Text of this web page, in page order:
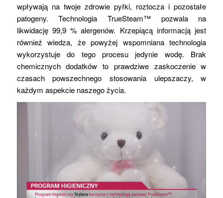
wpływają na twoje zdrowie pyłki, roztocza i pozostałe
patogeny. Technologia TrueSteam™ pozwala na
likwidację 99,9 % alergenów. Krzepiącą informacją jest
również wiedza, że powyżej wspomniana technologia
wykorzystuje do tego procesu jedynie wodę. Brak
chemicznych dodatków to prawdziwe zaskoczenie w
czasach powszechnego stosowania ulepszaczy, w
każdym aspekcie naszego życia.